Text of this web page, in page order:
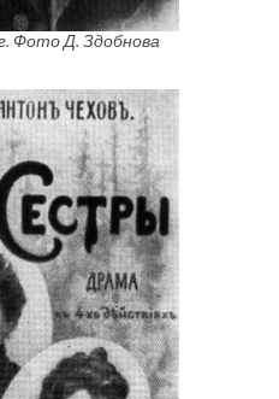
Фото Д. Здобнова